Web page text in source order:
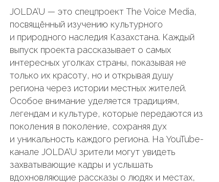
JOLDA’U — это спецпроект The Voice Media,
посвящённый изучению культурного
и природного наследия Казахстана. Каждый
выпуск проекта рассказывает о самых
интересных уголках страны, показывая не
только их красоту, но и открывая душу
региона через истории местных жителей.
Особое внимание уделяется традициям,
легендам и культуре, которые передаются из
поколения в поколение, сохраняя дух
и уникальность каждого региона. На YouTube-
канале JOLDA’U зрители могут увидеть
захватывающие кадры и услышать
вдохновляющие рассказы о людях и местах,